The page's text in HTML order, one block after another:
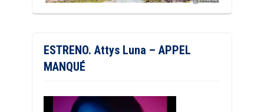
ESTRENO. Attys Luna – APPEL
MANQUÉ